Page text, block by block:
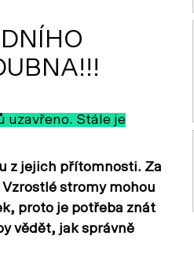
uzavřeno. Stále je
z jejich přítomnosti. Za
stromy mohou
proto je potřeba znát
vědět, jak správně